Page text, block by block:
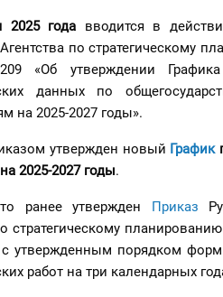
года вводится в
по стратегическому
«Об утверждении Графика
данных по
на 2025-2027 годы».
утвержден новый График
2025-2027 годы.
ранее утвержден Приказ
стратегическому
утвержденным порядком
работ на три календарных